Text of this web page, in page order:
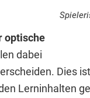
optische
dabei
Dies
Lerninhalten